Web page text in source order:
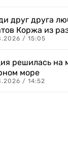
друг друга
Коржа из
/ 15:05
решилась на
море
/ 14:52